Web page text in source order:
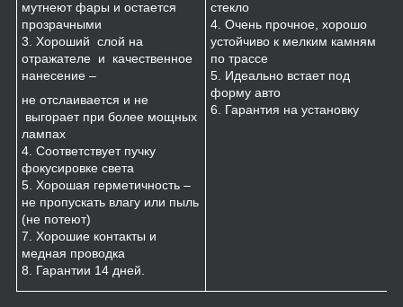
мутнеют фары и остается
прозрачными
3. Хороший слой на
отражателе и качественное
нанесение –
не отслаивается и не
выгорает при более мощных
лампах
4. Соответствует пучку
фокусировке света
5. Хорошая герметичность –
не пропускать влагу или пыль
(не потеют)
7. Хорошие контакты и
медная проводка
8. Гарантии 14 дней.
стекло
4. Очень прочное, хорошо
устойчиво к мелким камням
по трассе
5. Идеально встает под
форму авто
6. Гарантия на установку